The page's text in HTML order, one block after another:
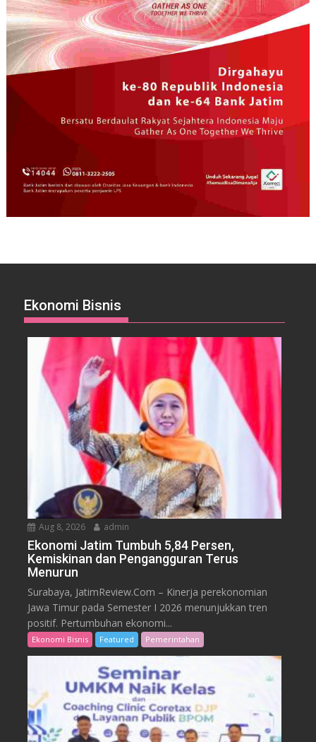
Ekonomi Bisnis
Aug 8, 2026 admin
Ekonomi Jatim Tumbuh 5,84 Persen,
Kemiskinan dan Pengangguran Terus
Menurun
Surabaya, JatimReview.Com – Kinerja perekonomian
Jawa Timur pada Semester I 2026 menunjukkan tren
positif. Pertumbuhan ekonomi...
Ekonomi Bisnis Featured Pemerintahan